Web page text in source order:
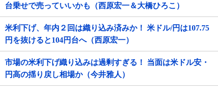
台乗せで売っていいかも（西原宏一＆大橋ひろこ）
米利下げ、年内２回は織り込み済みか！ 米ドル/円は107.75
円を抜けると104円台へ（西原宏一）
市場の米利下げ織り込みは過剰すぎる！ 当面は米ドル安・
円高の揺り戻し相場か（今井雅人）